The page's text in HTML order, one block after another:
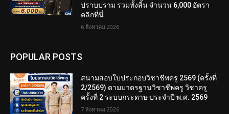
ปราบปราม รวมทั้งสิ้น จำนวน 6,000 อัตรา
คลิกที่นี่
6 สิงหาคม 2026
POPULAR POSTS
สนามสอบใบประกอบวิชาชีพครู 2569 (ครั้งที่
2/2569) ตามมาตรฐานวิชาชีพครู วิชาครู
ครั้งที่ 2 ระบบกระดาษ ประจำปี พ.ศ. 2569
7 สิงหาคม 2026